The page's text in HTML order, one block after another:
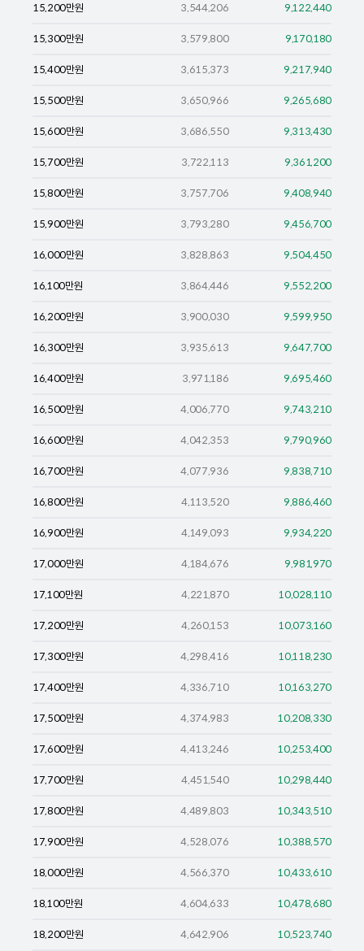
15,200만원 3,544,206 9,122,440
15,300만원 3,579,800 9,170,180
15,400만원 3,615,373 9,217,940
15,500만원 3,650,966 9,265,680
15,600만원 3,686,550 9,313,430
15,700만원 3,722,113 9,361,200
15,800만원 3,757,706 9,408,940
15,900만원 3,793,280 9,456,700
16,000만원 3,828,863 9,504,450
16,100만원 3,864,446 9,552,200
16,200만원 3,900,030 9,599,950
16,300만원 3,935,613 9,647,700
16,400만원 3,971,186 9,695,460
16,500만원 4,006,770 9,743,210
16,600만원 4,042,353 9,790,960
16,700만원 4,077,936 9,838,710
16,800만원 4,113,520 9,886,460
16,900만원 4,149,093 9,934,220
17,000만원 4,184,676 9,981,970
17,100만원 4,221,870 10,028,110
17,200만원 4,260,153 10,073,160
17,300만원 4,298,416 10,118,230
17,400만원 4,336,710 10,163,270
17,500만원 4,374,983 10,208,330
17,600만원 4,413,246 10,253,400
17,700만원 4,451,540 10,298,440
17,800만원 4,489,803 10,343,510
17,900만원 4,528,076 10,388,570
18,000만원 4,566,370 10,433,610
18,100만원 4,604,633 10,478,680
18,200만원 4,642,906 10,523,740